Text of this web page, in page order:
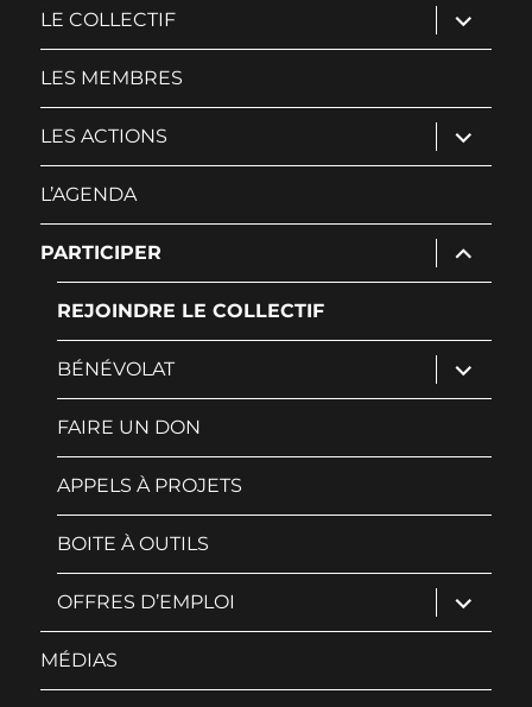
LE COLLECTIF ouvrir
le
sous-
LES MEMBRES
LES ACTIONS ouvrir
le
sous-
L’AGENDA
PARTICIPER ouvrir
le
sous-
REJOINDRE LE COLLECTIF
BÉNÉVOLAT ouvrir
le
sous-
FAIRE UN DON
APPELS À PROJETS
BOITE À OUTILS
OFFRES D’EMPLOI ouvrir
le
sous-
MÉDIAS